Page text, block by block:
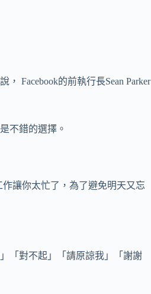
Facebook的前執行長Sean Parker
不錯的選擇。
讓你太忙了，為了避免明天又忘
「對不起」「請原諒我」「謝謝